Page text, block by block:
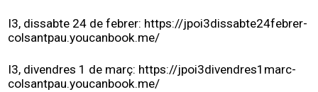
I3, dissabte 24 de febrer: https://jpoi3dissabte24febrer-
colsantpau.youcanbook.me/
I3, divendres 1 de març: https://jpoi3divendres1marc-
colsantpau.youcanbook.me/